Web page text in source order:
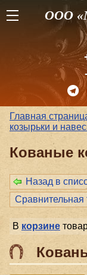
ООО
Главная
козырьки и
Кованые
Назад в
Сравнительная
В корзине